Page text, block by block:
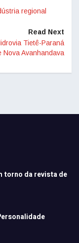
regional
Read Next
Tietê-Paraná
Nova Avanhandava
torno da revista de